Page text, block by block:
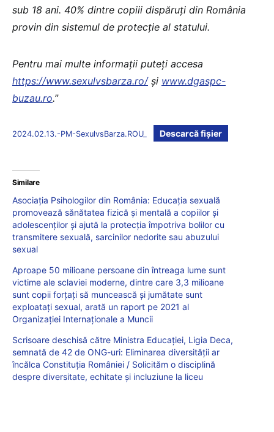
sub 18 ani. 40% dintre copiii dispăruți din România
provin din sistemul de protecție al statului.
Pentru mai multe informații puteți accesa
https://www.sexulvsbarza.ro/și www.dgaspc-
buzau.ro.”
2024.02.13.-PM-SexulvsBarza.ROU_ Descarcă fișier
Similare
Asociația Psihologilor din România: Educația sexuală
promovează sănătatea fizică și mentală a copiilor și
adolescenților și ajută la protecția împotriva bolilor cu
transmitere sexuală, sarcinilor nedorite sau abuzului
sexual
Aproape 50 milioane persoane din întreaga lume sunt
victime ale sclaviei moderne, dintre care 3,3 milioane
sunt copii forțați să muncească și jumătate sunt
exploatați sexual, arată un raport pe 2021 al
Organizației Internaționale a Muncii
Scrisoare deschisă către Ministra Educației, Ligia Deca,
semnată de 42 de ONG-uri: Eliminarea diversității ar
încălca Constituția României / Solicităm o disciplină
despre diversitate, echitate și incluziune la liceu